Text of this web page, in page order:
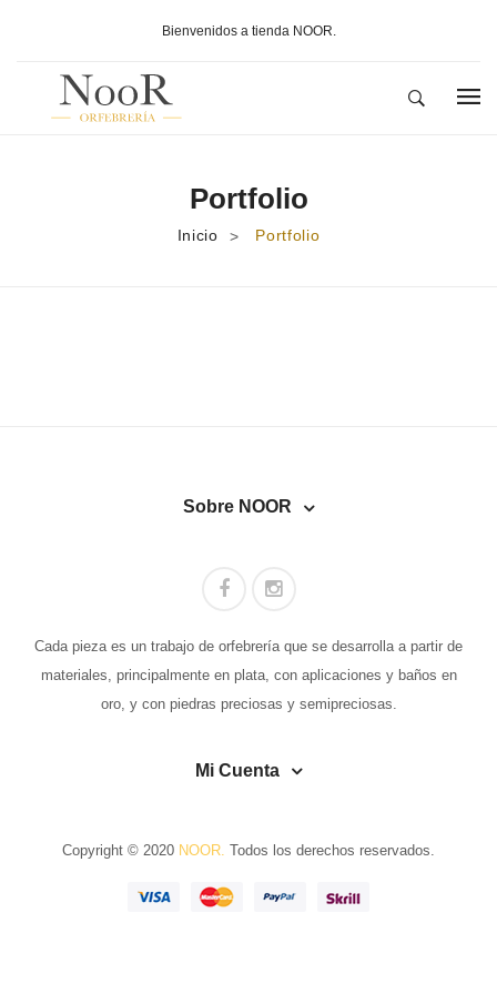
Bienvenidos a tienda NOOR.
SOBRE NOOR
PRODUCTOS
CONTACTO
Portfolio
Inicio > Portfolio
Sobre NOOR
Cada pieza es un trabajo de orfebrería que se desarrolla a partir de
materiales, principalmente en plata, con aplicaciones y baños en
oro, y con piedras preciosas y semipreciosas.
Mi Cuenta
Copyright © 2020 NOOR. Todos los derechos reservados.